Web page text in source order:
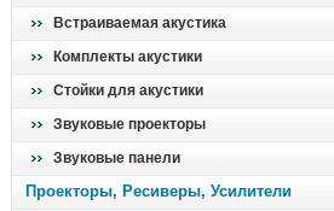
Встраиваемая акустика
Комплекты акустики
Стойки для акустики
Звуковые проекторы
Звуковые панели
Проекторы, Ресиверы, Усилители